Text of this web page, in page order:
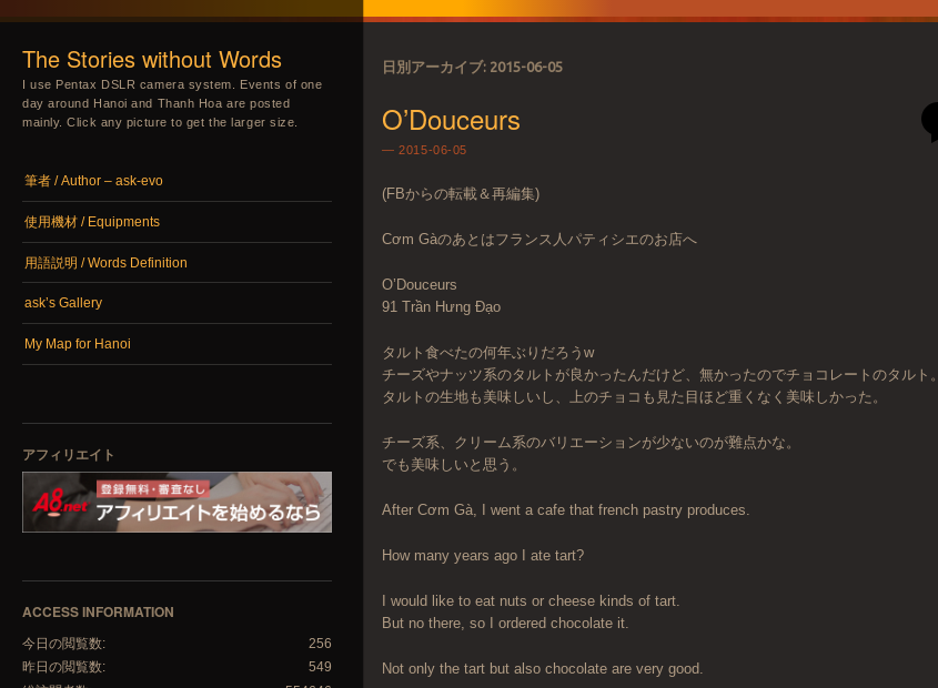
The Stories without Words
I use Pentax DSLR camera system. Events of one
day around Hanoi and Thanh Hoa are posted
mainly. Click any picture to get the larger size.
メニュー
コンテンツへスキップ
筆者 / Author – ask-evo
使用機材 / Equipments
用語説明 / Words Definition
ask’s Gallery
My Map for Hanoi
アフィリエイト
ACCESS INFORMATION
256
今日の閲覧数:
549
昨日の閲覧数:
日別アーカイブ: 2015-06-05
O’Douceurs
2015-06-05
(FBからの転載＆再編集)
Cơm Gàのあとはフランス人パティシエのお店へ
O’Douceurs
91 Trần Hưng Đạo
タルト食べたの何年ぶりだろうw
チーズやナッツ系のタルトが良かったんだけど、無かったのでチョコレートのタルト。
タルトの生地も美味しいし、上のチョコも見た目ほど重くなく美味しかった。
チーズ系、クリーム系のバリエーションが少ないのが難点かな。
でも美味しいと思う。
After Cơm Gà, I went a cafe that french pastry produces.
How many years ago I ate tart?
I would like to eat nuts or cheese kinds of tart.
But no there, so I ordered chocolate it.
Not only the tart but also chocolate are very good.